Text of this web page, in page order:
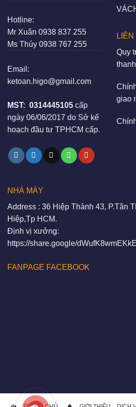
Hotline:
Mr Xuân 0938 837 255
Ms Thúy 0938 767 255
Email:
ketoan.higo@gmail.com
MST: 0314445105 cấp
ngày 06/06/2017 do Sở kế
hoạch đầu tư TPHCM cấp.
Quy
giao
NHÀ MÁY
Address : 36 Hiệp Thành 43, P.Tân
Hiệp,Tp HCM.
Định vị xưởng:
https://share.google/
FANPAGE FACEBOOK